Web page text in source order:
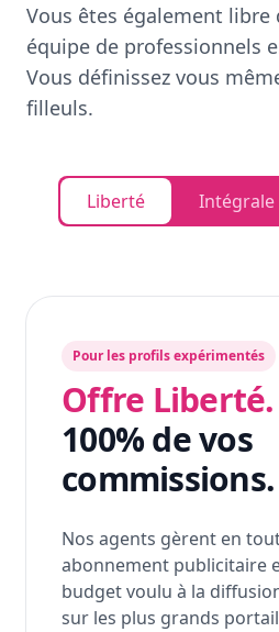
Vous êtes également
équipe de professionnels
Vous définissez vous
filleuls.
Liberté Intégrale
Pour les profils expérimentés
Offre Liberté.
100% de vos
commissions.
Nos agents gèrent en
abonnement publicitaire
budget voulu à la
sur les plus grands